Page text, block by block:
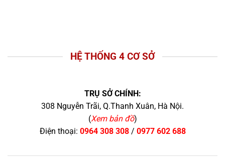
HỆ THỐNG 4 CƠ SỞ
TRỤ SỞ CHÍNH:
308 Nguyễn Trãi, Q.Thanh Xuân, Hà Nội.
(Xem bản đồ)
Điện thoại: 0964 308 308/ 0977 602 688